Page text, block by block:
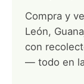
Compra y
León,
con
— todo en